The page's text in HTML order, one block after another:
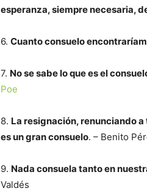
esperanza, siempre necesaria,
6. Cuanto consuelo
7. No se sabe lo que es el
Poe
8. La resignación, renunciando
es un gran consuelo. – Benito
9. Nada consuela tanto en
Valdés